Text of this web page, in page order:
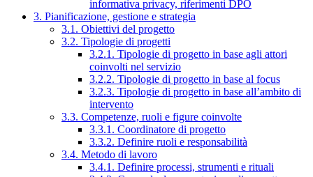
informativa privacy, riferimenti DPO
3. Pianificazione, gestione e strategia
3.1. Obiettivi del progetto
3.2. Tipologie di progetti
3.2.1. Tipologie di progetto in base agli attori
coinvolti nel servizio
3.2.2. Tipologie di progetto in base al focus
3.2.3. Tipologie di progetto in base all’ambito di
intervento
3.3. Competenze, ruoli e figure coinvolte
3.3.1. Coordinatore di progetto
3.3.2. Definire ruoli e responsabilità
3.4. Metodo di lavoro
3.4.1. Definire processi, strumenti e rituali